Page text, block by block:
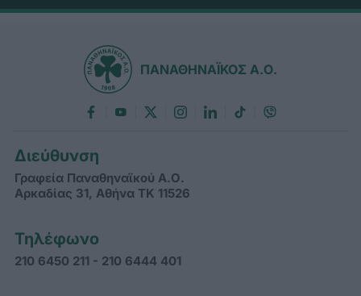
ΠΑΝΑΘΗΝΑΪΚΟΣ Α.Ο.
Διεύθυνση
Γραφεία Παναθηναϊκού Α.Ο.
Αρκαδίας 31, Αθήνα ΤΚ 11526
Τηλέφωνο
210 6450 211 - 210 6444 401